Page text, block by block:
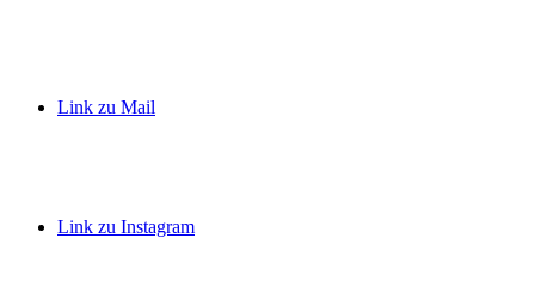
Link zu Mail
Link zu Instagram